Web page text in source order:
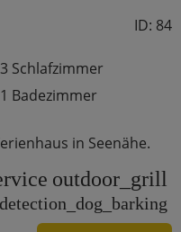
ID: 84
3 Schlafzimmer
1 Badezimmer
in Seenähe.
outdoor_grill